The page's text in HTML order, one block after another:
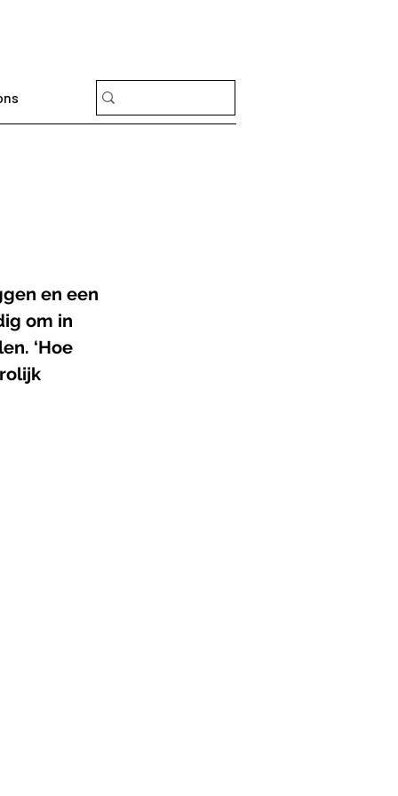
en een
om in
‘Hoe